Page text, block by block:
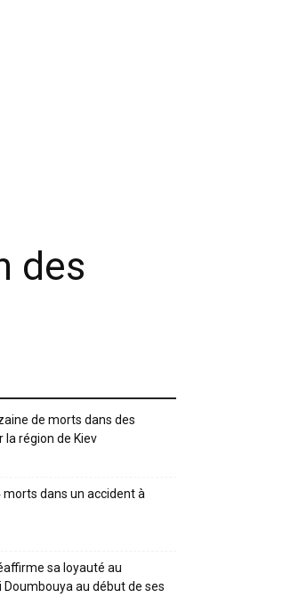
des
de morts dans des
la région de Kiev
morts dans un accident à
sa loyauté au
au début de ses